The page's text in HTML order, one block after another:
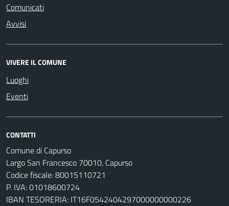
Comunicati
Avvisi
VIVERE IL COMUNE
Luoghi
Eventi
CONTATTI
Comune di Capurso
Largo San Francesco 70010, Capurso
Codice fiscale: 80015110721
P. IVA: 01018600724
IBAN TESORERIA: IT16F0542404297000000000226